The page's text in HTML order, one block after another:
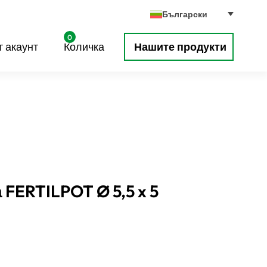
Български
акаунт Количка
0
Нашите продукти
Ø 5,5 x 5